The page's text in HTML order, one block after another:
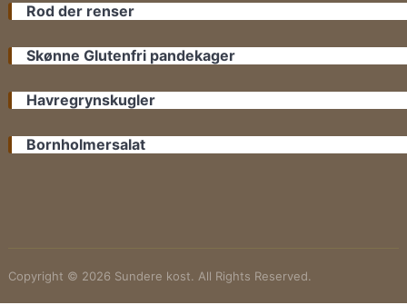
Rod der renser
Skønne Glutenfri pandekager
Havregrynskugler
Bornholmersalat
Copyright © 2026 Sundere kost. All Rights Reserved.